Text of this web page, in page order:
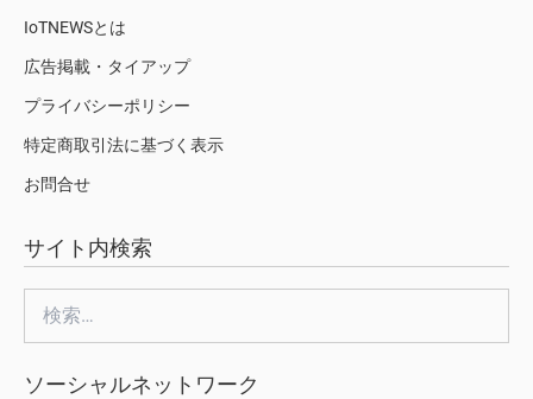
IoTNEWSとは
広告掲載・タイアップ
プライバシーポリシー
特定商取引法に基づく表示
お問合せ
サイト内検索
索:
ソーシャルネットワーク